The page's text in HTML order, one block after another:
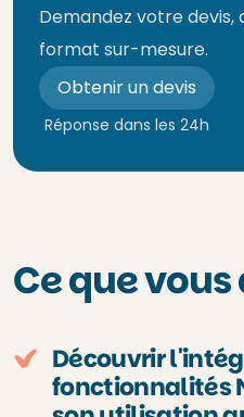
Demandez votre devis,
format sur-mesure.
Obtenir un devis
Réponse dans les 24h
Ce que
Découvrir
fonctionnalités